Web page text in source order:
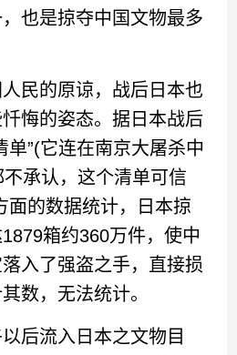
也是掠夺中国文物最多
的原谅，战后日本也
悔的姿态。据日本战后
单”(它连在南京大屠杀中
承认，这个清单可信
面的数据统计，日本掠
箱约360万件，使中
入了强盗之手，直接损
数，无法统计。
流入日本之文物目